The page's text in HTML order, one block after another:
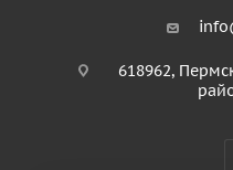
618962,